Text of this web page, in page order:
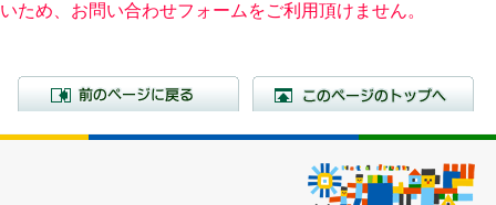
ため、お問い合わせフォームをご利用頂けません。
前のページに戻る